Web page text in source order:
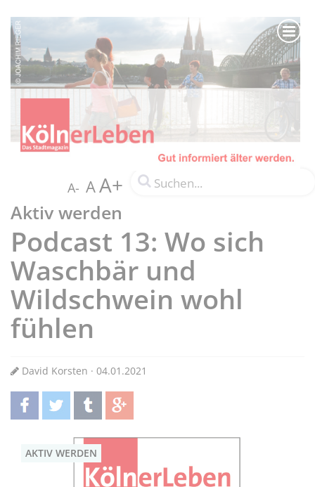
A- AA+
Aktiv werden
Podcast 13: Wo sich
Waschbär und
Wildschwein wohl
fühlen
David Korsten · 04.01.2021
teilen teilen
AKTIV WERDEN